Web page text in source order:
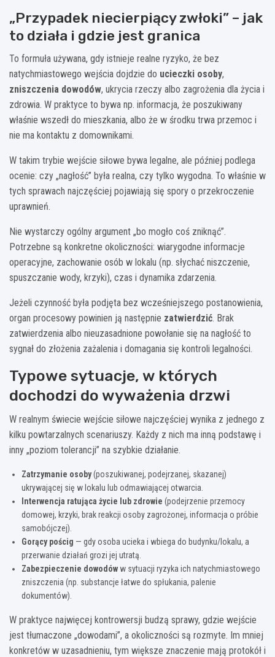
„Przypadek niecierpiący zwłoki” – jak
to działa i gdzie jest granica
To formuła używana, gdy istnieje realne ryzyko, że bez
natychmiastowego wejścia dojdzie do ucieczki osoby,
zniszczenia dowodów, ukrycia rzeczy albo zagrożenia dla życia i
zdrowia. W praktyce to bywa np. informacja, że poszukiwany
właśnie wszedł do mieszkania, albo że w środku trwa przemoc i
nie ma kontaktu z domownikami.
W takim trybie wejście siłowe bywa legalne, ale później podlega
ocenie: czy „nagłość” była realna, czy tylko wygodna. To właśnie w
tych sprawach najczęściej pojawiają się spory o przekroczenie
uprawnień.
Nie wystarczy ogólny argument „bo mogło coś zniknąć”.
Potrzebne są konkretne okoliczności: wiarygodne informacje
operacyjne, zachowanie osób w lokalu (np. słychać niszczenie,
spuszczanie wody, krzyki), czas i dynamika zdarzenia.
Jeżeli czynność była podjęta bez wcześniejszego postanowienia,
organ procesowy powinien ją następnie zatwierdzić. Brak
zatwierdzenia albo nieuzasadnione powołanie się na nagłość to
sygnał do złożenia zażalenia i domagania się kontroli legalności.
Typowe sytuacje, w których
dochodzi do wyważenia drzwi
W realnym świecie wejście siłowe najczęściej wynika z jednego z
kilku powtarzalnych scenariuszy. Każdy z nich ma inną podstawę i
inny „poziom tolerancji” na szybkie działanie.
Zatrzymanie osoby(poszukiwanej, podejrzanej, skazanej)
ukrywającej się w lokalu lub odmawiającej otwarcia.
Interwencja ratująca życie lub zdrowie (podejrzenie przemocy
domowej, krzyki, brak reakcji osoby zagrożonej, informacja o próbie
samobójczej).
Gorący pościg — gdy osoba ucieka i wbiega do budynku/lokalu, a
przerwanie działań grozi jej utratą.
Zabezpieczenie dowodów w sytuacji ryzyka ich natychmiastowego
zniszczenia (np. substancje łatwe do spłukania, palenie
dokumentów).
W praktyce najwięcej kontrowersji budzą sprawy, gdzie wejście
jest tłumaczone „dowodami”, a okoliczności są rozmyte. Im mniej
konkretów w uzasadnieniu, tym większe znaczenie mają protokół i